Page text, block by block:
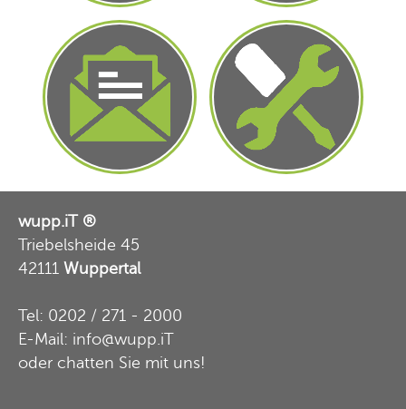
Ihr persönlicher
Newsletter für Ihre
Kunden
Technischer
Hintergrund und
weitere Info´s
wupp.iT ®
Triebelsheide 45
42111 Wuppertal
Tel: 0202 / 271 - 2000
E-Mail: info@wupp.iT
oder chatten Sie mit uns!